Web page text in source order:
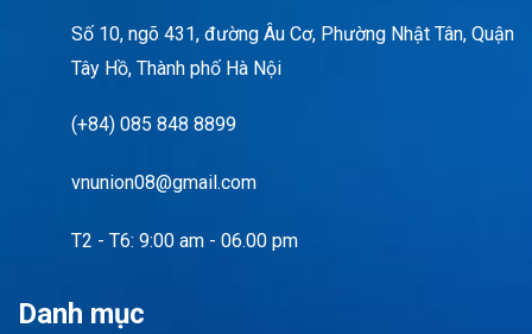
Số 10, ngõ 431, đường Âu Cơ, Phường Nhật Tân, Quận
Tây Hồ, Thành phố Hà Nội
(+84) 085 848 8899
vnunion08@gmail.com
T2 - T6: 9:00 am - 06.00 pm
Danh mục